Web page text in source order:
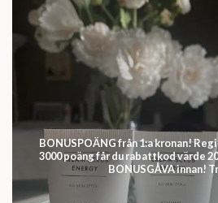
BONUSPOÄNG från 1:a kronan!
3000 poäng får du rabattkod värde
BONUSGÅVA innan!